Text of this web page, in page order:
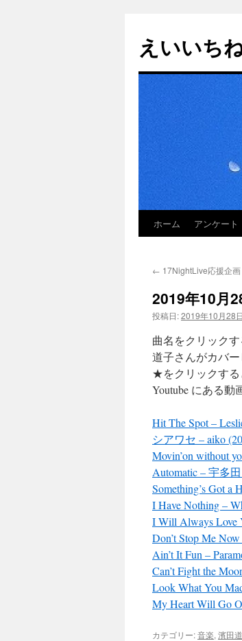
えいいち
ン
へ
ッ
プ
ホーム アンケート
← 17NightLive応援企
2019年10月
投稿日:2019年10月28日
曲名をクリックす
道子さんがカバー
★をクリックする
Youtube にある動
Hit The Spot –
シアワセ – aiko
Movin’on without
Automatic – 宇多
Something’s Got a
I Have Nothing –
I Will Always Love
Don’t Stop Me
Ain’t It Fun –
Can’t Fight the
Look What You
My Heart Will Go
カテゴリー:音楽, 濱田